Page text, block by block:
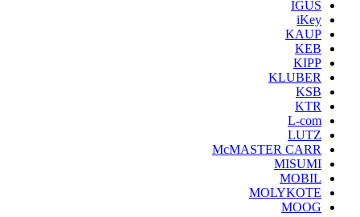
IGUS
iKey
KAUP
KEB
KIPP
KLUBER
KSB
KTR
L-com
LUTZ
McMASTER CARR
MISUMI
MOBIL
MOLYKOTE
MOOG